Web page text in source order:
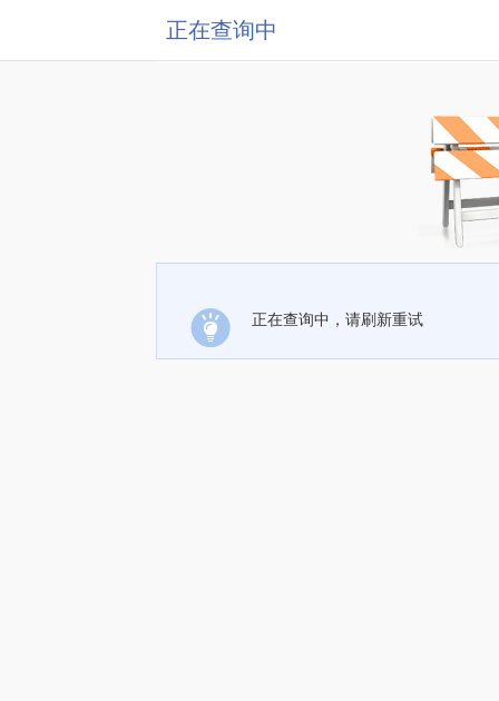
正在查询中
正在查询中，请刷新重试